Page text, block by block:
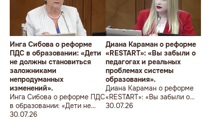
Инга Сибова о реформе
ПДС в образовании: «Дети
не должны становиться
заложниками
непродуманных
изменений».
Инга Сибова о реформе ПДС
в образовании: «Дети не
должны становиться
30.07.26
Диана Караман о реформе
«RESTART»: «Вы забыли о
педагогах и реальных
проблемах системы
образования».
Диана Караман о реформе
«RESTART»: «Вы забыли о
педагогах и реальных
30.07.26